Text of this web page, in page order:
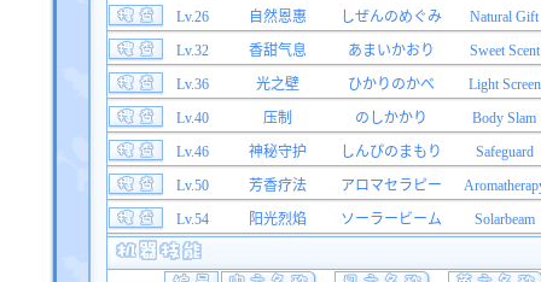
Lv.26
自然恩惠 しぜんのめぐみ
Natural Gift
Lv.32
香甜气息 あまいかおり
Sweet Scent
Lv.36
光之壁 ひかりのかべ
Light Screen
Lv.40
压制 のしかかり
Body Slam
Lv.46
神秘守护 しんぴのまもり
Safeguard
Lv.50
芳香疗法 アロマセラピー
Lv.54
阳光烈焰 ソーラービーム Solarbeam